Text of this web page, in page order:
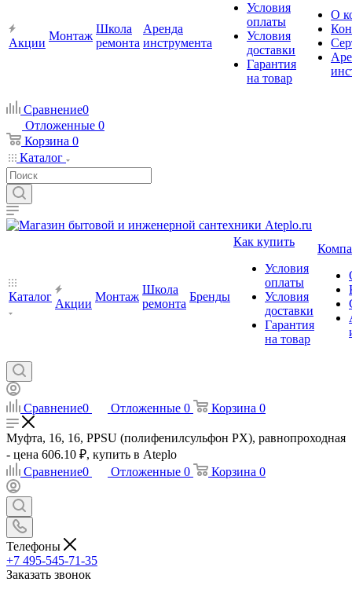
Акции
Монтаж
Школа
ремонта
Аренда
инструмента
Условия
оплаты
Условия
доставки
Гарантия
на товар
О
Сравнение0
Отложенные 0
Корзина 0
Каталог
Каталог
Акции
Монтаж
Школа
ремонта
Бренды
Как купить
Условия
оплаты
Условия
доставки
Гарантия
на товар
Сравнение0 Отложенные 0 Корзина 0
Муфта, 16, 16, PPSU (полифенилсульфон PX), равнопроходная
- цена 606.10 ₽, купить в Ateplo
Сравнение0 Отложенные 0 Корзина 0
Телефоны
+7 495-545-71-35
Заказать звонок